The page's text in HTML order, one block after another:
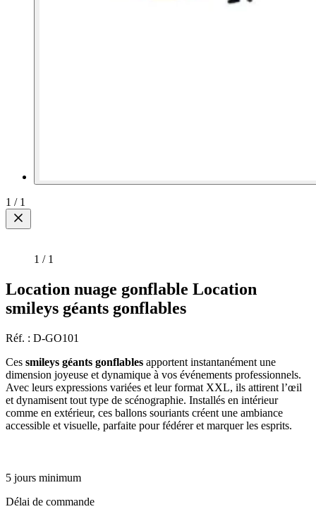
1 / 1
1 / 1
Location nuage gonflable Location
smileys géants gonflables
Réf. : D-GO101
Ces smileys géants gonflables apportent instantanément une
dimension joyeuse et dynamique à vos événements professionnels.
Avec leurs expressions variées et leur format XXL, ils attirent l’œil
et dynamisent tout type de scénographie. Installés en intérieur
comme en extérieur, ces ballons souriants créent une ambiance
accessible et visuelle, parfaite pour fédérer et marquer les esprits.
5 jours minimum
Délai de commande